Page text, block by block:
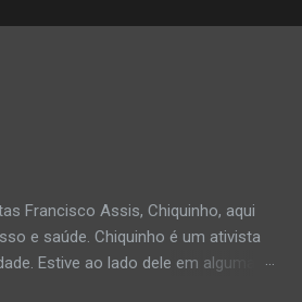
Francisco Assis, Chiquinho, aqui
e saúde. Chiquinho é um ativista
Estive ao lado dele em algumas